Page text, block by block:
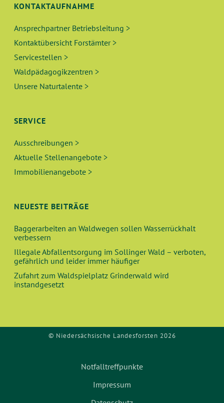
KONTAKTAUFNAHME
Ansprechpartner Betriebsleitung >
Kontaktübersicht Forstämter >
Servicestellen >
Waldpädagogikzentren >
Unsere Naturtalente >
SERVICE
Ausschreibungen >
Aktuelle Stellenangebote >
Immobilienangebote >
NEUESTE BEITRÄGE
Baggerarbeiten an Waldwegen sollen Wasserrückhalt
verbessern
Illegale Abfallentsorgung im Sollinger Wald – verboten,
gefährlich und leider immer häufiger
Zufahrt zum Waldspielplatz Grinderwald wird
instandgesetzt
© Niedersächsische Landesforsten 2026
Notfalltreffpunkte
Impressum